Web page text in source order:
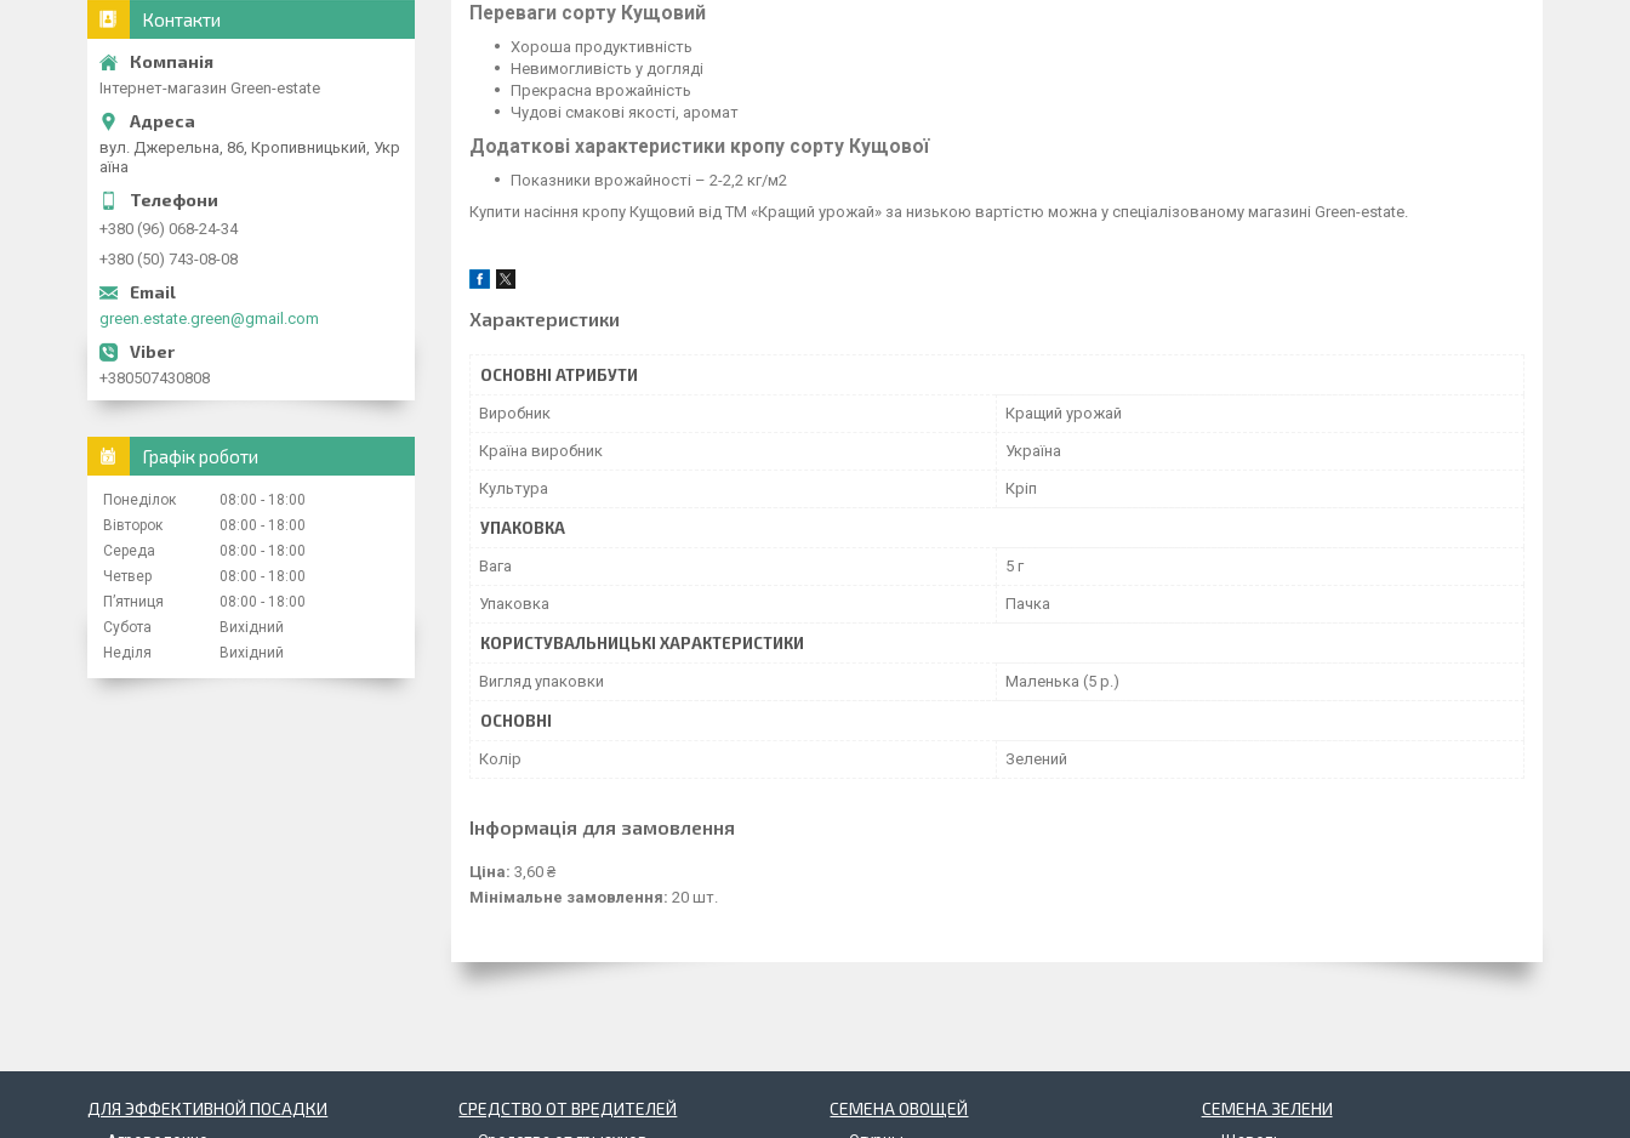
Переваги сорту Кущовий
Хороша продуктивність
Невимогливість у догляді
Прекрасна врожайність
Чудові смакові якості, аромат
Додаткові характеристики кропу сорту Кущової
Показники врожайності – 2-2,2 кг/м2
Купити насіння кропу Кущовий від ТМ «Кращий урожай» за низькою вартістю можна у спеціалізованому магазині Green-estate.
Характеристики
ОСНОВНІ АТРИБУТИ
Виробник Кращий урожай
Країна виробник Україна
Культура Кріп
УПАКОВКА
Вага 5 г
Упаковка Пачка
КОРИСТУВАЛЬНИЦЬКІ ХАРАКТЕРИСТИКИ
Вигляд упаковки Маленька (5 р.)
ОСНОВНІ
Колір Зелений
Інформація для замовлення
Ціна: 3,60 ₴
Мінімальне замовлення: 20 шт.
Контакти
Інтернет-магазин Green-estate
вул. Джерельна, 86, Кропивницький, Укр
аїна
+380 (96) 068-24-34
+380 (50) 743-08-08
green.estate.green@gmail.com
+380507430808
Графік роботи
Понеділок 08:00
18:00
Вівторок
08:00
18:00
Середа
08:00
18:00
Четвер
08:00
18:00
Пʼятниця
08:00
18:00
Субота
Вихідний
Неділя
Вихідний
ДЛЯ ЭФФЕКТИВНОЙ ПОСАДКИ СРЕДСТВО ОТ ВРЕДИТЕЛЕЙ СЕМЕНА ОВОЩЕЙ СЕМЕНА ЗЕЛЕНИ